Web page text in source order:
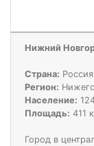
Нижний
Страна: Россия
Регион:
Население:
Площадь: 411
Город в